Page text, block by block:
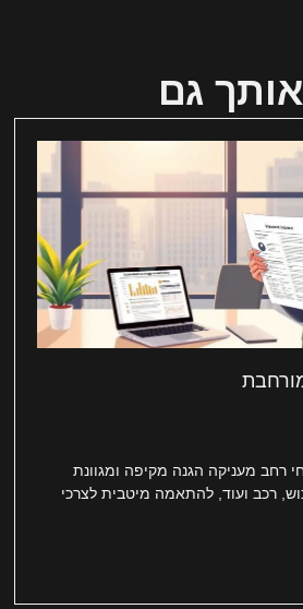
אותך גם
רחב מעניקה הגנה מקיפה ומגוונת
רכב ועוד, להתאמה מיטבית לצרכי